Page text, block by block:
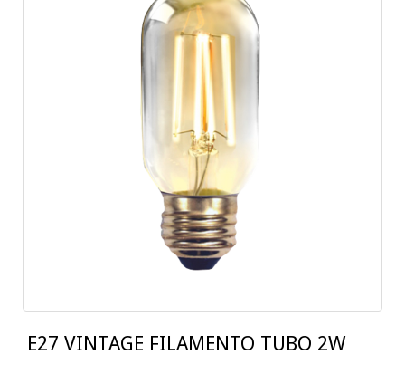
E27 VINTAGE FILAMENTO TUBO 2W